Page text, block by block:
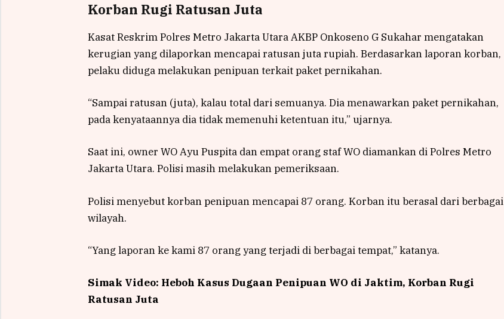
Korban Rugi Ratusan Juta
Kasat Reskrim Polres Metro Jakarta Utara AKBP Onkoseno G Sukahar mengatakan
kerugian yang dilaporkan mencapai ratusan juta rupiah. Berdasarkan laporan korban,
pelaku diduga melakukan penipuan terkait paket pernikahan.
“Sampai ratusan (juta), kalau total dari semuanya. Dia menawarkan paket pernikahan,
pada kenyataannya dia tidak memenuhi ketentuan itu,” ujarnya.
Saat ini, owner WO Ayu Puspita dan empat orang staf WO diamankan di Polres Metro
Jakarta Utara. Polisi masih melakukan pemeriksaan.
Polisi menyebut korban penipuan mencapai 87 orang. Korban itu berasal dari berbagai
wilayah.
“Yang laporan ke kami 87 orang yang terjadi di berbagai tempat,” katanya.
Simak Video: Heboh Kasus Dugaan Penipuan WO di Jaktim, Korban Rugi
Ratusan Juta